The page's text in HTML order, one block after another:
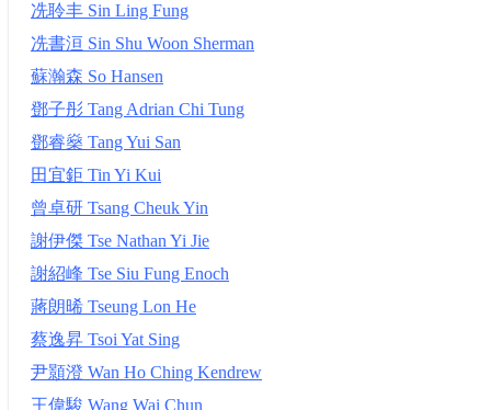
冼聆丰 Sin Ling Fung
冼書洹 Sin Shu Woon Sherman
蘇瀚森 So Hansen
鄧子彤 Tang Adrian Chi Tung
鄧睿燊 Tang Yui San
田宜鉅 Tin Yi Kui
曾卓研 Tsang Cheuk Yin
謝伊傑 Tse Nathan Yi Jie
謝紹峰 Tse Siu Fung Enoch
蔣朗晞 Tseung Lon He
蔡逸昇 Tsoi Yat Sing
尹顥澄 Wan Ho Ching Kendrew
王偉駿 Wang Wai Chun